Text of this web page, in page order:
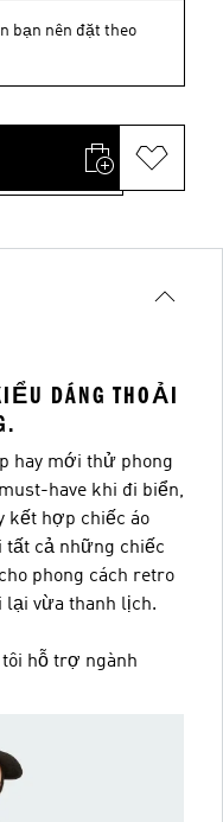
bạn nên đặt theo
DÁNG THOẢI
hay mới thử phong
have khi đi biển,
kết hợp chiếc áo
tất cả những chiếc
phong cách retro
lại vừa thanh lịch.
tôi hỗ trợ ngành